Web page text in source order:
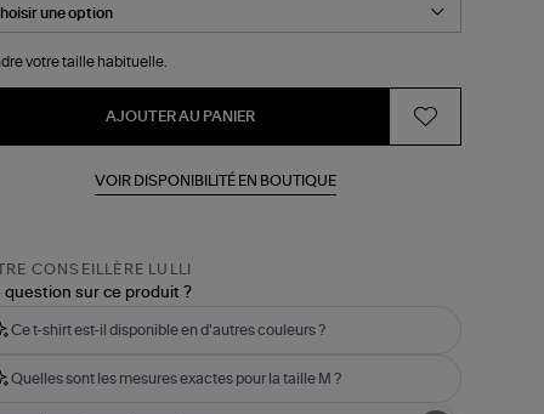
votre taille habituelle.
AJOUTER AU PANIER
VOIR DISPONIBILITÉ EN BOUTIQUE
CONSEILLÈRE LULLI
question sur ce produit ?
Ce t-shirt est-il disponible en d'autres couleurs ?
Quelles sont les mesures exactes pour la taille M ?